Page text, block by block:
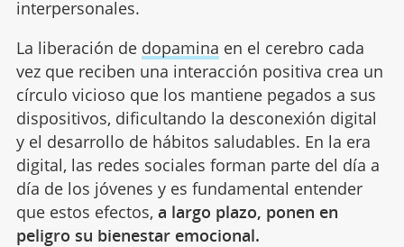
interpersonales.
La liberación de dopamina en el cerebro cada
vez que reciben una interacción positiva crea un
círculo vicioso que los mantiene pegados a sus
dispositivos, dificultando la desconexión digital
y el desarrollo de hábitos saludables. En la era
digital, las redes sociales forman parte del día a
día de los jóvenes y es fundamental entender
que estos efectos, a largo plazo, ponen en
peligro su bienestar emocional.